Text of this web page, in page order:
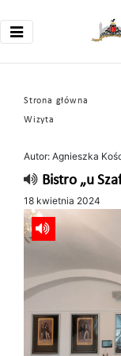
Strona główna
Wizyta
Autor: Agnieszka
Bistro „u
18 kwietnia 2024